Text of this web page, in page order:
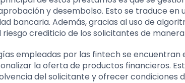
y desembolso. Esto se traduce en
bancaria. Además, gracias al uso de
riesgo crediticio de los solicitantes de
empleadas por las fintech se encuentran
la oferta de productos financieros.
del solicitante y ofrecer condiciones